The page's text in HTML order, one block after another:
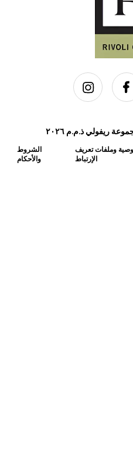
ريفولي ذ.م.م ٢٠٢٦
الشروط
والأحكام
وملفات تعريف
الإرتباط